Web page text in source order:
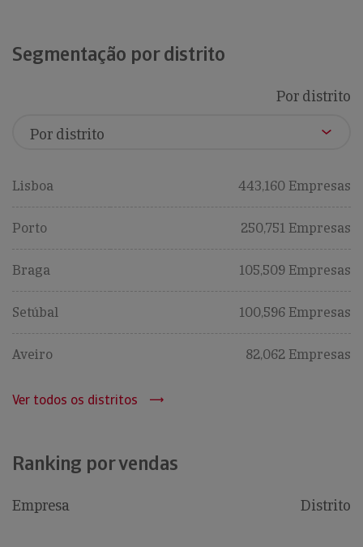
Segmentação por distrito
Por distrito
Lisboa 443,160 Empresas
Porto 250,751 Empresas
Braga 105,509 Empresas
Setúbal 100,596 Empresas
Aveiro 82,062 Empresas
Ver todos os distritos
Ranking por vendas
Empresa Distrito